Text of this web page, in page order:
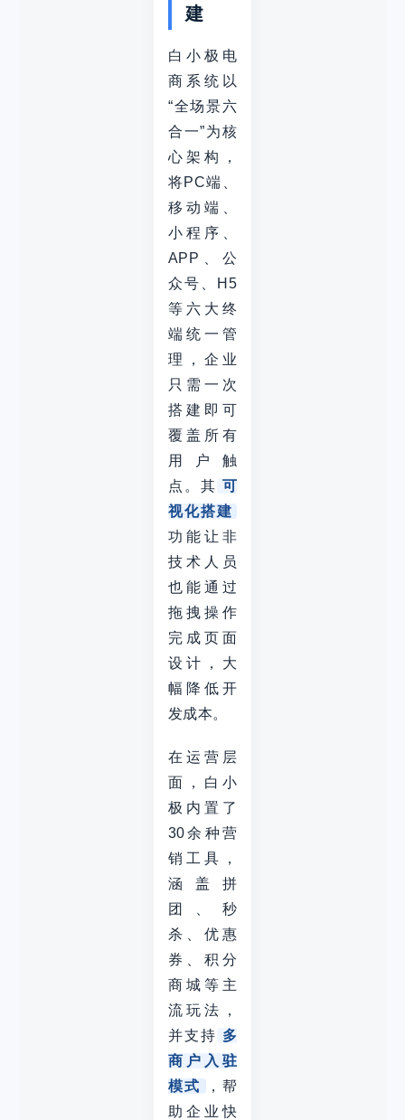
建
白小极电
商系统以
“全场景六
合一”为核
心架构，
将PC端、
移动端、
小程序、
APP、公
众号、H5
等六大终
端统一管
理，企业
只需一次
搭建即可
覆盖所有
用户触
点。其 可
视化搭建
功能让非
技术人员
也能通过
拖拽操作
完成页面
设计，大
幅降低开
发成本。
在运营层
面，白小
极内置了
30余种营
销工具，
涵盖拼
团、秒
杀、优惠
券、积分
商城等主
流玩法，
并支持 多
商户入驻
模式
，帮
助企业快